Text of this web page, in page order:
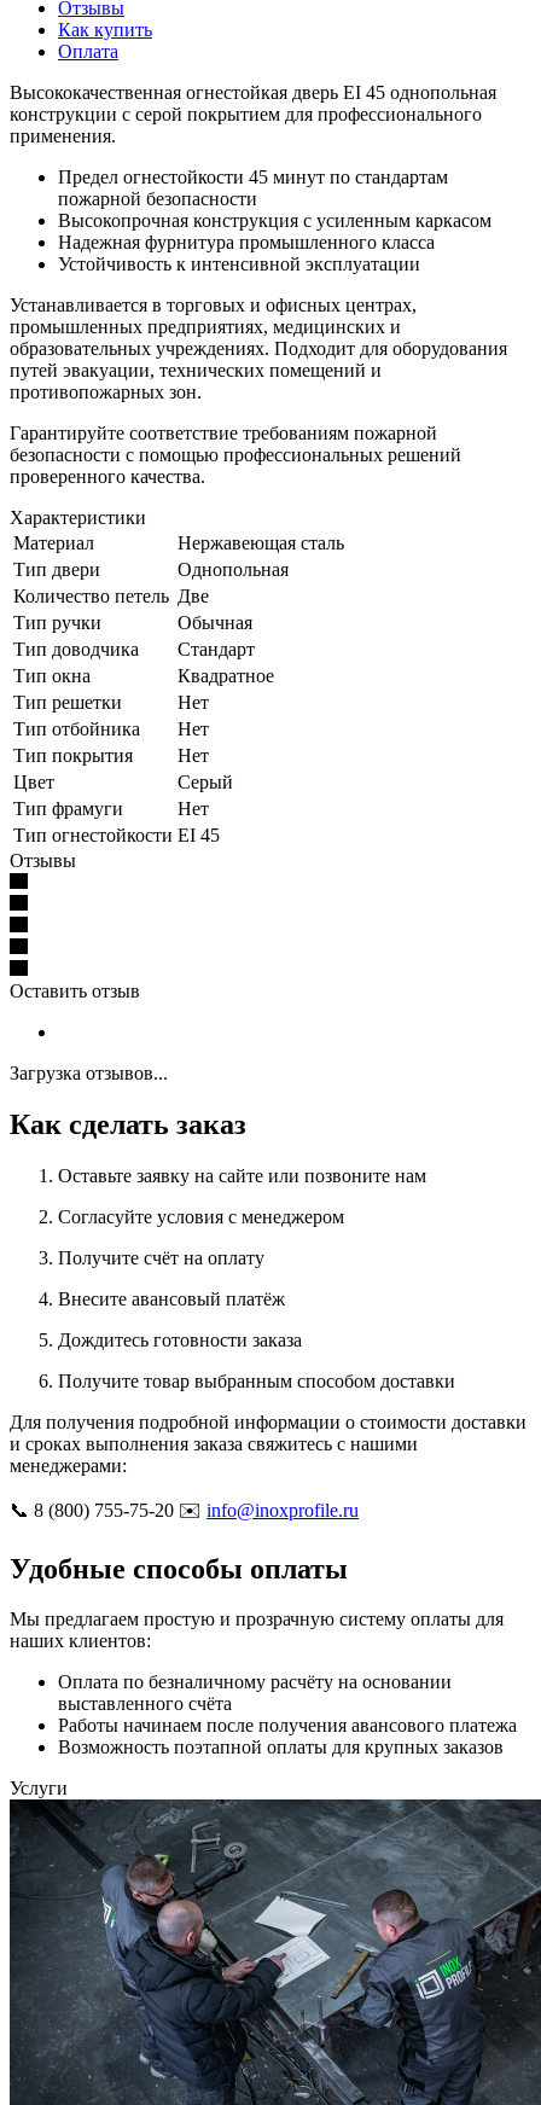
Отзывы
Как купить
Оплата
Высококачественная огнестойкая дверь EI 45 однопольная
конструкции с серой покрытием для профессионального
применения.
Предел огнестойкости 45 минут по стандартам
пожарной безопасности
Высокопрочная конструкция с усиленным каркасом
Надежная фурнитура промышленного класса
Устойчивость к интенсивной эксплуатации
Устанавливается в торговых и офисных центрах,
промышленных предприятиях, медицинских и
образовательных учреждениях. Подходит для оборудования
путей эвакуации, технических помещений и
противопожарных зон.
Гарантируйте соответствие требованиям пожарной
безопасности с помощью профессиональных решений
проверенного качества.
Характеристики
Материал
Нержавеющая сталь
Тип двери
Однопольная
Количество петель Две
Тип ручки
Обычная
Тип доводчика
Стандарт
Тип окна
Квадратное
Тип решетки
Нет
Тип отбойника
Нет
Тип покрытия
Нет
Цвет
Серый
Тип фрамуги
Нет
Тип огнестойкости EI 45
Отзывы
Оставить отзыв
Загрузка отзывов...
Как сделать заказ
Оставьте заявку на сайте или позвоните нам
Согласуйте условия с менеджером
Получите счёт на оплату
Внесите авансовый платёж
Дождитесь готовности заказа
Получите товар выбранным способом доставки
Для получения подробной информации о стоимости доставки
и сроках выполнения заказа свяжитесь с нашими
менеджерами:
📞 8 (800) 755-75-20 ✉️ info@inoxprofile.ru
Удобные способы оплаты
Мы предлагаем простую и прозрачную систему оплаты для
наших клиентов:
Оплата по безналичному расчёту на основании
выставленного счёта
Работы начинаем после получения авансового платежа
Возможность поэтапной оплаты для крупных заказов
Услуги